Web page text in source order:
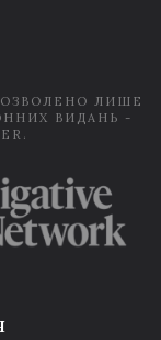
ЛИШЕ
ВИДАНЬ -